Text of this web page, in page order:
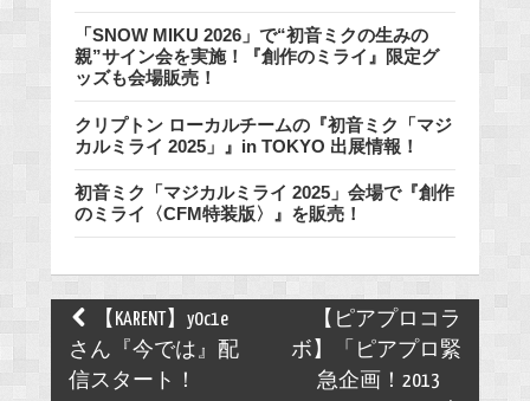
「SNOW MIKU 2026」で“初音ミクの生みの
親”サイン会を実施！『創作のミライ』限定グ
ッズも会場販売！
クリプトン ローカルチームの『初音ミク「マジ
カルミライ 2025」』in TOKYO 出展情報！
初音ミク「マジカルミライ 2025」会場で『創作
のミライ〈CFM特装版〉』を販売！
Post
navigation
【KARENT】y0c1e
さん『今では』配
信スタート！
【ピアプロコラ
ボ】「ピアプロ緊
急企画！2013